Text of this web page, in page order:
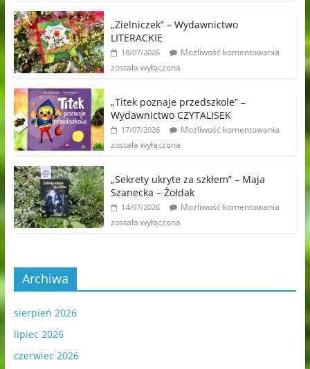
„Zielniczek” – Wydawnictwo
LITERACKIE
18/07/2026
Możliwość komentowania
została wyłączona
„Titek poznaje przedszkole” –
Wydawnictwo CZYTALISEK
17/07/2026
Możliwość komentowania
została wyłączona
„Sekrety ukryte za szkłem” – Maja
Szanecka – Żołdak
14/07/2026
Możliwość komentowania
została wyłączona
Archiwa
sierpień 2026
lipiec 2026
czerwiec 2026